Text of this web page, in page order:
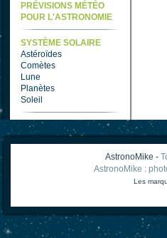
PRÉVISIONS MÉTÉO
POUR L'ASTRONOMIE
SYSTÈME SOLAIRE
Astéroïdes
Comètes
Lune
Planètes
Soleil
AstronoMike -
AstronoMike :
Les